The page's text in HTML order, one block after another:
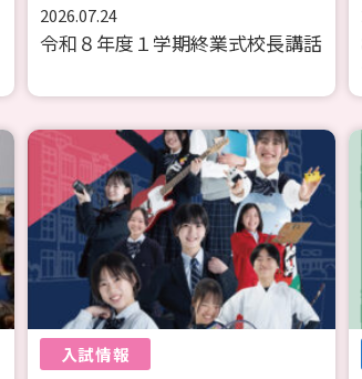
2026.07.24
令和８年度１学期終業式校長講話
入試情報